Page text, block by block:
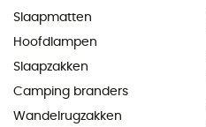
Slaapmatten
Hoofdlampen
Slaapzakken
Camping branders
Wandelrugzakken